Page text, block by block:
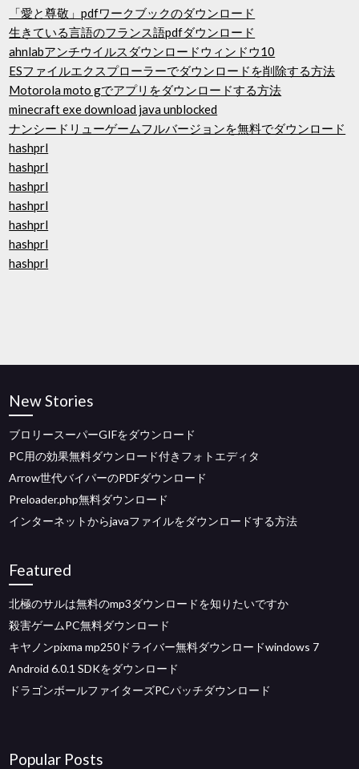
「愛と尊敬」pdfワークブックのダウンロード
生きている言語のフランス語pdfダウンロード
ahnlabアンチウイルスダウンロードウィンドウ10
ESファイルエクスプローラーでダウンロードを削除する方法
Motorola moto gでアプリをダウンロードする方法
minecraft exe download java unblocked
ナンシードリューゲームフルバージョンを無料でダウンロード
hashprl
hashprl
hashprl
hashprl
hashprl
hashprl
hashprl
New Stories
ブロリースーパーGIFをダウンロード
PC用の効果無料ダウンロード付きフォトエディタ
Arrow世代バイパーのPDFダウンロード
Preloader.php無料ダウンロード
インターネットからjavaファイルをダウンロードする方法
Featured
北極のサルは無料のmp3ダウンロードを知りたいですか
殺害ゲームPC無料ダウンロード
キヤノンpixma mp250ドライバー無料ダウンロードwindows 7
Android 6.0.1 SDKをダウンロード
ドラゴンボールファイターズPCパッチダウンロード
Popular Posts